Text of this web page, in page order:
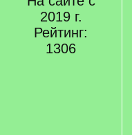
2019 г.
Рейтинг:
1306